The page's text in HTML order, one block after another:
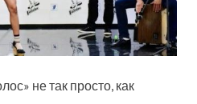
не так просто, как